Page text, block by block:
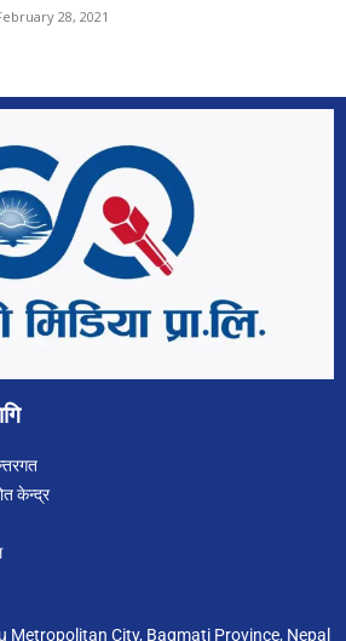
28, 2021
केन्द्र
Metropolitan City, Bagmati Province, Nepal